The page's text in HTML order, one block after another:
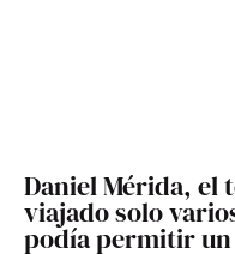
Daniel Mérida, el
viajado solo
podía permitir